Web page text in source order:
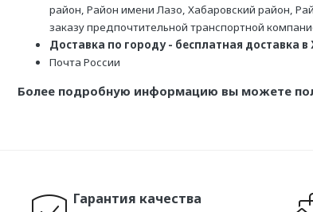
район, Район имени Лазо, Хабаровский район,
заказу предпочтительной транспортной
Доставка по городу - бесплатная доставка
Почта России
Более подробную информацию вы можете
Гарантия качества